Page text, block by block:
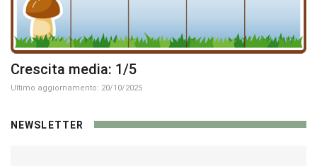
Crescita media: 1/5
Ultimo aggiornamento: 20/10/2025
NEWSLETTER